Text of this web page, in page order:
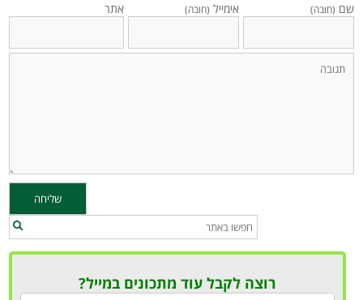
שם (חובה) אימייל (חובה) אתר
רוצה לקבל עוד מתכונים במייל?